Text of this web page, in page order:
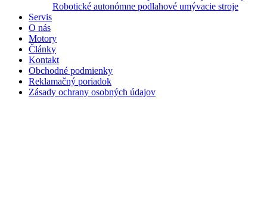
Robotické autonómne podlahové umývacie stroje
Servis
O nás
Motory
Články
Kontakt
Obchodné podmienky
Reklamačný poriadok
Zásady ochrany osobných údajov